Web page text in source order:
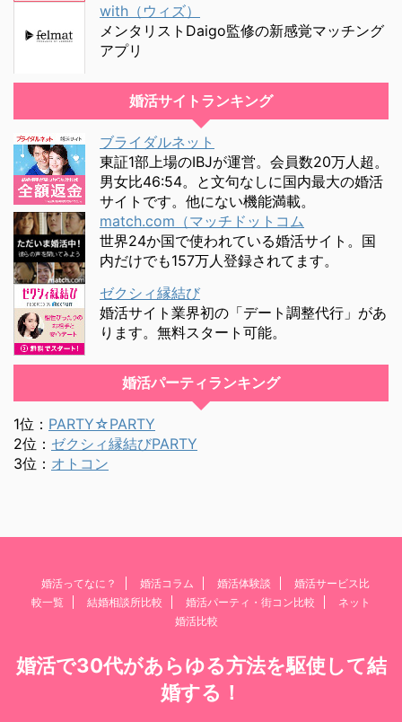
with（ウィズ）
メンタリストDaigo監修の新感覚マッチング
アプリ
婚活サイトランキング
ブライダルネット
東証1部上場のIBJが運営。会員数20万人超。
男女比46:54。と文句なしに国内最大の婚活
サイトです。他にない機能満載。
match.com（マッチドットコム
世界24か国で使われている婚活サイト。国
内だけでも157万人登録されてます。
ゼクシィ縁結び
婚活サイト業界初の「デート調整代行」があ
ります。無料スタート可能。
婚活パーティランキング
1位： PARTY☆PARTY
2位： ゼクシィ縁結びPARTY
3位： オトコン
婚活ってなに？ 婚活コラム 婚活体験談
婚活サービス比
較一覧
結婚相談所比較 婚活パーティ・街コン比較
ネット
婚活比較
婚活で30代があらゆる方法を駆使して結
婚する！